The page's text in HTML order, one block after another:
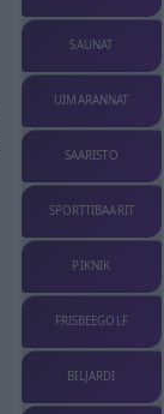
SAUNAT
UIMARANNAT
SAARISTO
SPORTTIBAARIT
PIKNIK
FRISBEEGOLF
BILJARDI